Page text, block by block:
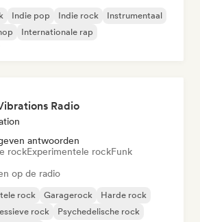
Indie pop Indie rock
Instrumentaal
Internationale rap
Radio
antwoorden
rockExperimentele rockFunk
op de radio
rock Garagerock
Harde rock
rock
Psychedelische rock